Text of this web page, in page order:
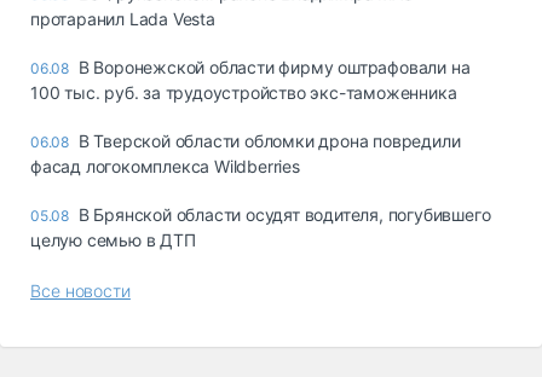
протаранил Lada Vesta
06.08 В Воронежской области фирму оштрафовали на
100 тыс. руб. за трудоустройство экс-таможенника
06.08 В Тверской области обломки дрона повредили
фасад логокомплекса Wildberries
05.08 В Брянской области осудят водителя, погубившего
целую семью в ДТП
Все новости